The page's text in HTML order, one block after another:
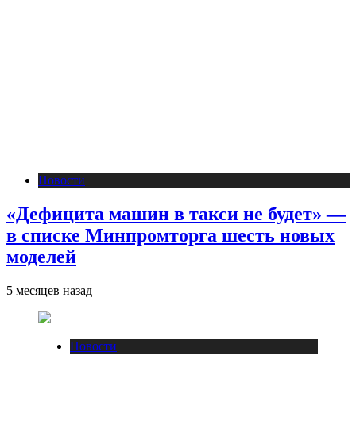
Новости
«Дефицита машин в такси не будет» —
в списке Минпромторга шесть новых
моделей
5 месяцев назад
Новости